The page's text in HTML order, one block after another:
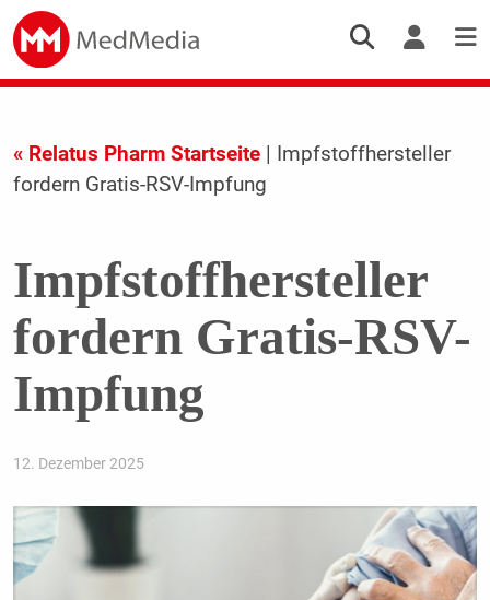
« Relatus Pharm Startseite| Impfstoffhersteller
fordern Gratis-RSV-Impfung
Impfstoffhersteller
fordern Gratis-RSV-
Impfung
12. Dezember 2025